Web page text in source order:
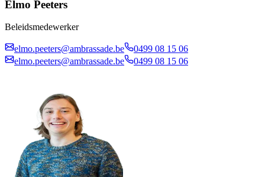
Elmo Peeters
Beleidsmedewerker
elmo.peeters@ambrassade.be
0499 08 15 06
elmo.peeters@ambrassade.be
0499 08 15 06